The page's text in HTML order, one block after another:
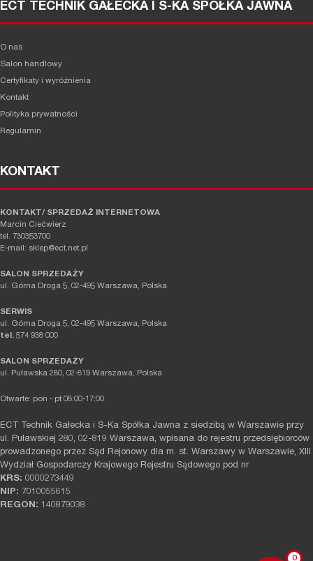
0
ECT TECHNIK GAŁECKA I S-KA SPÓŁKA JAWNA
O nas
Salon handlowy
Certyfikaty i wyróżnienia
Kontakt
Polityka prywatności
Regulamin
KONTAKT
KONTAKT/ SPRZEDAŻ INTERNETOWA
Marcin Ciećwierz
tel. 730353700
E-mail: sklep@ect.net.pl
SALON SPRZEDAŻY
ul. Górna Droga 5, 02-495 Warszawa, Polska
SERWIS
ul. Górna Droga 5, 02-495 Warszawa, Polska
tel. 574 938 000
SALON SPRZEDAŻY
ul. Puławska 280, 02-819 Warszawa, Polska
Otwarte: pon - pt 08:00-17:00
ECT Technik Gałecka i S-Ka Spółka Jawna z siedzibą w Warszawie przy
ul. Puławskiej 280, 02-819 Warszawa, wpisana do rejestru przedsiębiorców
prowadzonego przez Sąd Rejonowy dla m. st. Warszawy w Warszawie, XIII
Wydział Gospodarczy Krajowego Rejestru Sądowego pod nr
KRS: 0000273449
NIP: 7010055615
REGON: 140879038